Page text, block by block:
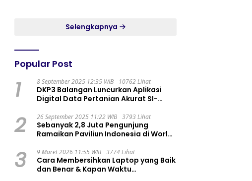
RESIDENCE
Selengkapnya
Popular Post
1 8 September 2025 12:35 WIB 10762 Lihat
DKP3 Balangan Luncurkan Aplikasi
Digital Data Pertanian Akurat SI-
2 26 September 2025 11:22 WIB 3793 Lihat
Sebanyak 2,8 Juta Pengunjung
Ramaikan Paviliun Indonesia di World
3 9 Maret 2026 11:55 WIB 3774 Lihat
Cara Membersihkan Laptop yang Baik
dan Benar & Kapan Waktu